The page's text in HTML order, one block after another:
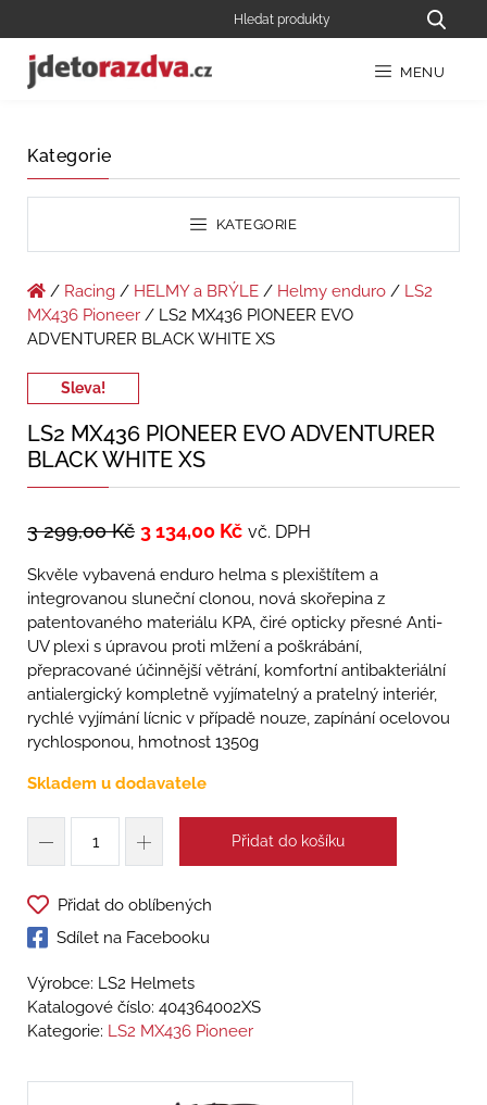
MENU
Kategorie
KATEGORIE
/ Racing / HELMY a BRÝLE / Helmy enduro / LS2
MX436 Pioneer / LS2 MX436 PIONEER EVO
ADVENTURER BLACK WHITE XS
Sleva!
LS2 MX436 PIONEER EVO ADVENTURER
BLACK WHITE XS
3 299,00Kč 3 134,00 Kč vč. DPH
Skvěle vybavená enduro helma s plexištítem a
integrovanou sluneční clonou, nová skořepina z
patentovaného materiálu KPA, čiré opticky přesné Anti-
UV plexi s úpravou proti mlžení a poškrábání,
přepracované účinnější větrání, komfortní antibakteriální
antialergický kompletně vyjímatelný a pratelný interiér,
rychlé vyjímání lícnic v případě nouze, zapínání ocelovou
rychlosponou, hmotnost 1350g
Skladem u dodavatele
Přidat do košíku
Přidat do oblíbených
Sdílet na Facebooku
Výrobce: LS2 Helmets
Katalogové číslo: 404364002XS
Kategorie: LS2 MX436 Pioneer